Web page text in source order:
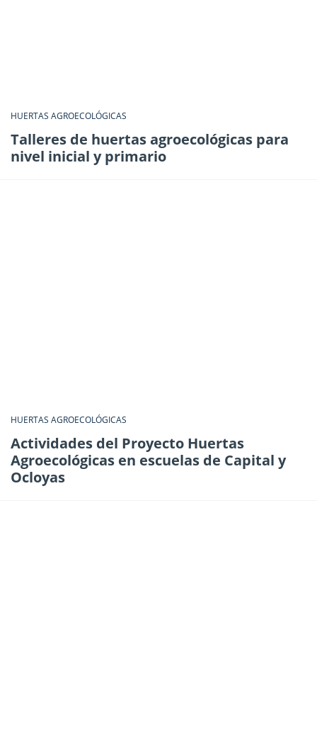
HUERTAS AGROECOLÓGICAS
Talleres de huertas agroecológicas para
nivel inicial y primario
HUERTAS AGROECOLÓGICAS
Actividades del Proyecto Huertas
Agroecológicas en escuelas de Capital y
Ocloyas